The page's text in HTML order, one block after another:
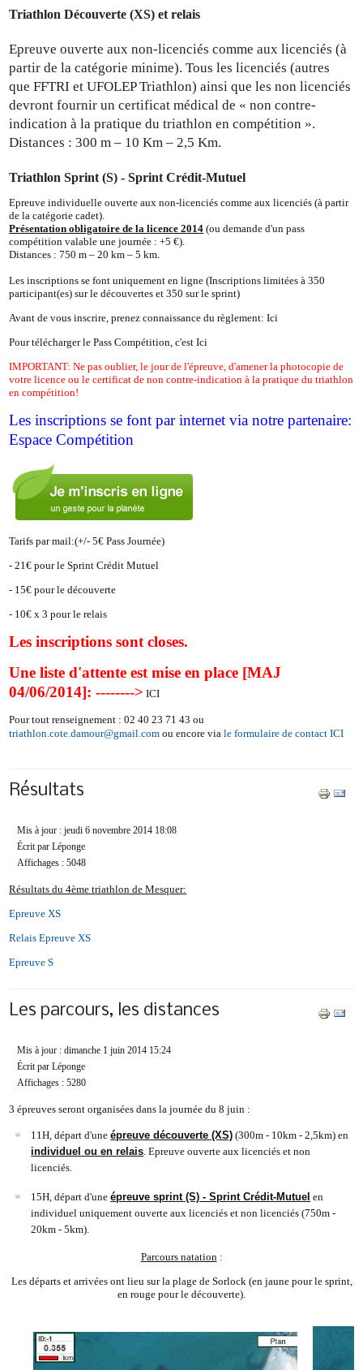
Triathlon Découverte (XS) et relais
Epreuve ouverte aux non-licenciés comme aux licenciés (à
partir de la catégorie minime). Tous les licenciés (autres
que FFTRI et UFOLEP Triathlon) ainsi que les non licenciés
devront fournir un certificat médical de « non contre-
indication à la pratique du triathlon en compétition ».
Distances : 300 m – 10 Km – 2,5 Km.
Triathlon Sprint (S) - Sprint Crédit-Mutuel
Epreuve individuelle ouverte aux non-licenciés comme aux licenciés (à partir
de la catégorie cadet).
Présentation obligatoire de lalicence 2014 (ou demande d'un pass
compétition valable une journée : +5 €).
Distances : 750 m – 20 km – 5 km.
Les inscriptions se font uniquement en ligne (Inscriptions limitées à 350
participant(es) sur le découvertes et 350 sur le sprint)
Avant de vous inscrire, prenez connaissance du règlement: Ici
Pour télécharger le Pass Compétition, c'est Ici
IMPORTANT: Ne pas oublier, le jour de l'épreuve, d'amener la photocopie de
votre licence ou le certificat de non contre-indication à la pratique du triathlon
en compétition!
Les inscriptions se font par internet via notre partenaire:
Espace Compétition
Tarifs par mail:(+/- 5€ Pass Journée)
- 21€ pour le Sprint Crédit Mutuel
- 15€ pour le découverte
- 10€ x 3 pour le relais
Les inscriptions sont closes.
Une liste d'attente est mise en place [MAJ
04/06/2014]: --------> ICI
Pour tout renseignement :02 40 23 71 43 ou
triathlon.cote.damour@gmail.com ou encore viale formulaire de contact ICI
Résultats
Mis à jour : jeudi 6 novembre 2014 18:08
Écrit par Léponge
Affichages : 5048
Résultats du 4ème triathlon de Mesquer:
Epreuve XS
Relais Epreuve XS
Epreuve S
Les parcours, les distances
Mis à jour : dimanche 1 juin 2014 15:24
Écrit par Léponge
Affichages : 5280
3 épreuves seront organisées dans la journée du 8 juin :
11H, départ d'uneépreuve découverte (XS) (300m - 10km - 2,5km) en
individuel ou en relais. Epreuve ouverte aux licenciés et non
licenciés.
15H, départ d'uneépreuve sprint(S) - Sprint Crédit-Mutuel en
individuel uniquement ouverte aux licenciés et non licenciés (750m -
20km - 5km).
Parcours natation:
Les départs et arrivées ont lieu sur la plage de Sorlock (en jaune pour le sprint,
en rouge pour le découverte).